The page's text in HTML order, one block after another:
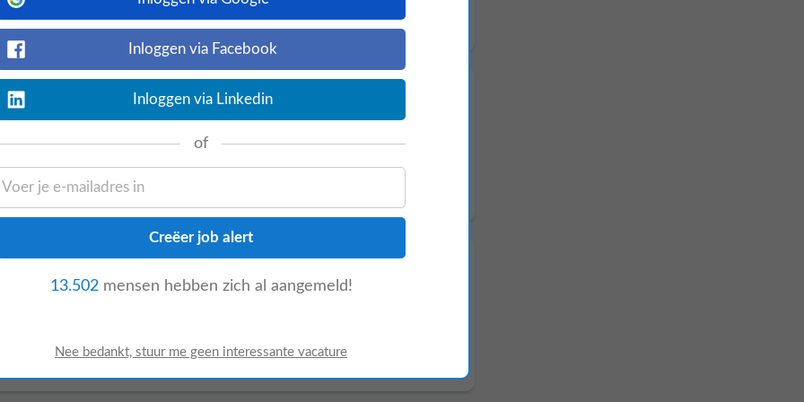
bij binnenkomst en zorgt ervoor
de logistiek, expeditie, zeehaven
handelsovereenkomsten;
Bekijk nu
expeditie, zeehaven of luchtvaart; -
- Je kunt goed
Inloggen via Facebook
Inloggen via Linkedin
of
13.502mensen hebben zich al aangemeld!